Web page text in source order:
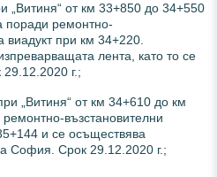
„Витиня“ от км 33+850 до 34+550
поради ремонтно-
виадукт при км 34+220.
лента, като то се
г.;
„Витиня“ от км 34+610 до км
възстановителни
и се осъществява
София. Срок 29.12.2020 г.;